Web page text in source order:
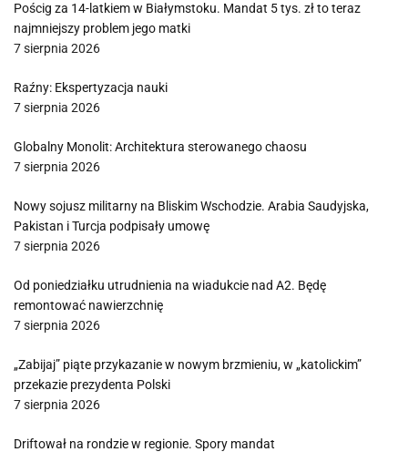
Pościg za 14-latkiem w Białymstoku. Mandat 5 tys. zł to teraz
najmniejszy problem jego matki
7 sierpnia 2026
Raźny: Ekspertyzacja nauki
7 sierpnia 2026
Globalny Monolit: Architektura sterowanego chaosu
7 sierpnia 2026
Nowy sojusz militarny na Bliskim Wschodzie. Arabia Saudyjska,
Pakistan i Turcja podpisały umowę
7 sierpnia 2026
Od poniedziałku utrudnienia na wiadukcie nad A2. Będę
remontować nawierzchnię
7 sierpnia 2026
„Zabijaj” piąte przykazanie w nowym brzmieniu, w „katolickim”
przekazie prezydenta Polski
7 sierpnia 2026
Driftował na rondzie w regionie. Spory mandat